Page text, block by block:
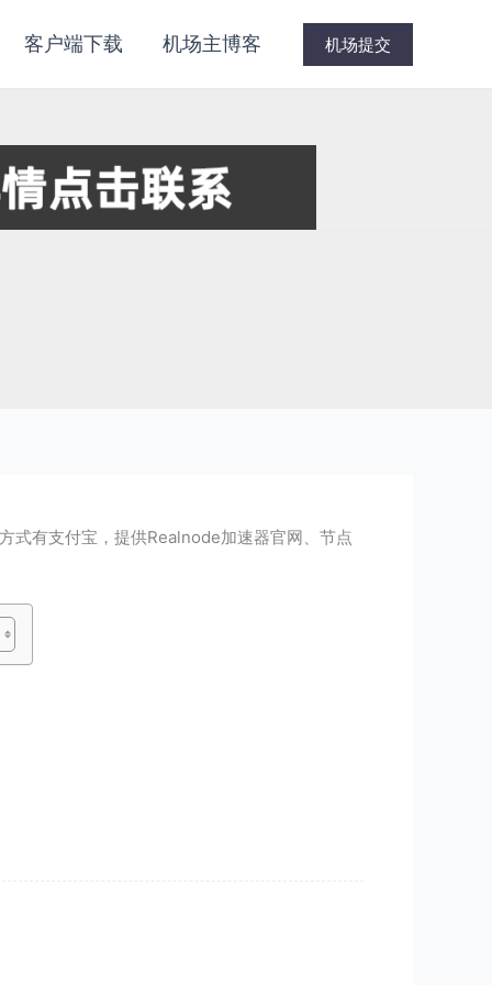
客户端下载 机场主博客 机场提交
式有支付宝，提供Realnode加速器官网、节点